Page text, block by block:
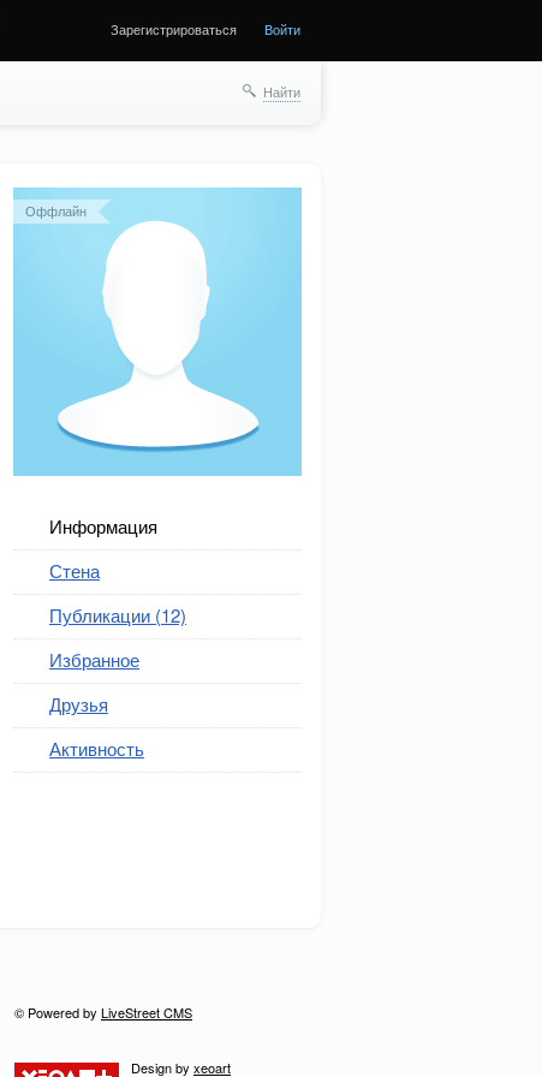
Зарегистрироваться Войти
Найти
Оффлайн
Информация
Стена
Публикации (12)
Избранное
Друзья
Активность
© Powered by LiveStreet CMS
Design by xeoart